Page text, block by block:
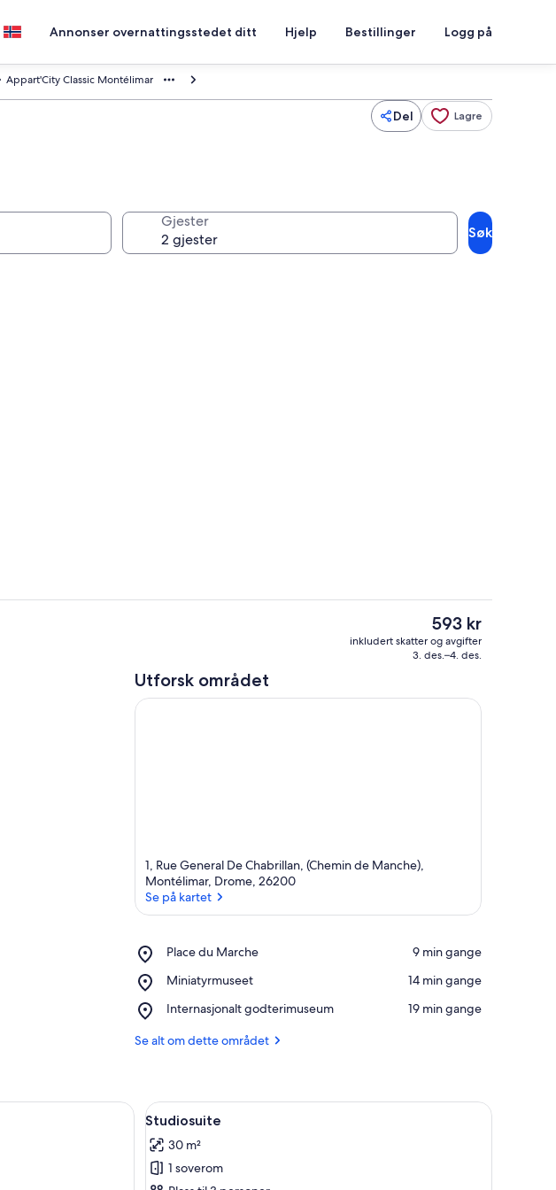
Annonser overnattingsstedet ditt Hjelp Bestillinger Logg på
Appart'City Classic Montélimar
Del Lagre
Gjester
Søk
Resepsjon
Den
nåværende
prisen
593 kr
inkludert skatter og avgifter
3. des.–4. des.
Utforsk området
1, Rue General De Chabrillan, (Chemin de Manche),
Montélimar, Drome, 26200
Se på kartet
Place du Marche
Place,
du
‪9 min gange‬
Miniatyrmuseet
Place,
‪14 min gange‬
Internasjonalt godterimuseum
Place,
godterimuseum
‪19 min gange‬
Se alt om dette området
Åpne
alle
bildene
av
5
Studiosuite
30 m²
1 soverom